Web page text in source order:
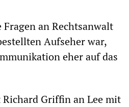
an Rechtsanwalt
Aufseher war,
eher auf das
Griffin an Lee mit